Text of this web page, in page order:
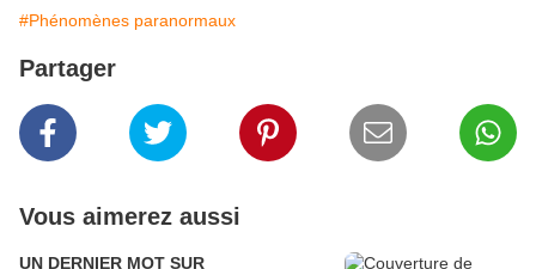
#Phénomènes paranormaux
Partager
Vous aimerez aussi
UN DERNIER MOT SUR